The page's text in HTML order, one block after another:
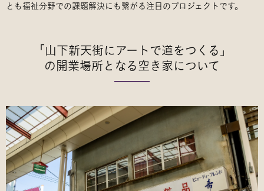
とも福祉分野での課題解決にも繋がる注目のプロジェクトです。
「山下新天街にアートで道をつくる」
の開業場所となる空き家について